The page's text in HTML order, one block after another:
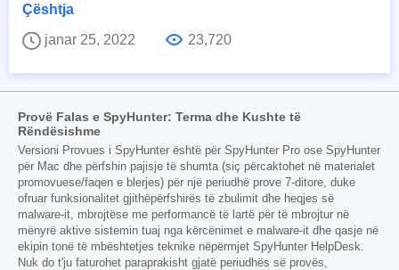
Çështja
janar 25, 2022
23,720
Provë Falas e SpyHunter: Terma dhe Kushte të
Rëndësishme
Versioni Provues i SpyHunter është për SpyHunter Pro ose SpyHunter
për Mac dhe përfshin pajisje të shumta (siç përcaktohet në materialet
promovuese/faqen e blerjes) për një periudhë prove 7-ditore, duke
ofruar funksionalitet gjithëpërfshirës të zbulimit dhe heqjes së
malware-it, mbrojtëse me performancë të lartë për të mbrojtur në
mënyrë aktive sistemin tuaj nga kërcënimet e malware-it dhe qasje në
ekipin tonë të mbështetjes teknike nëpërmjet SpyHunter HelpDesk.
Nuk do t'ju faturohet paraprakisht gjatë periudhës së provës,